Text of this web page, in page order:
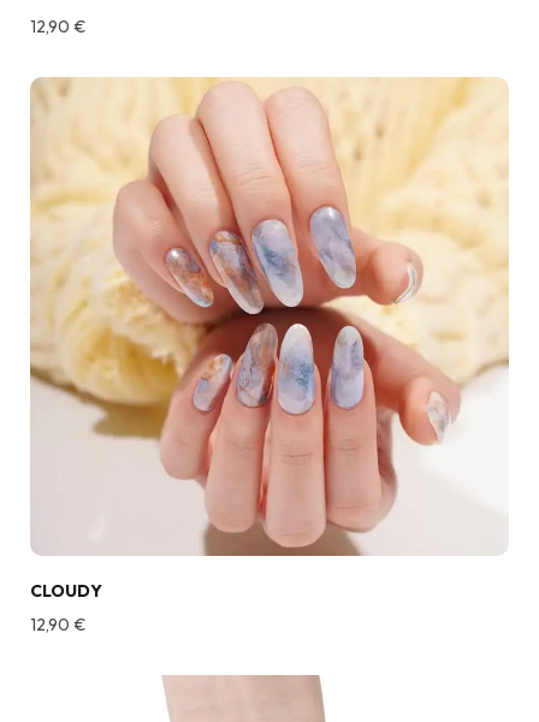
12,90 €
CLOUDY
12,90 €